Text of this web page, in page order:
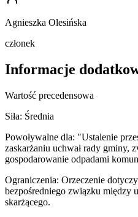
Agnieszka Olesińska
członek
Informacje
Wartość precedensowa
Siła: Średnia
Powoływalne dla: "Ustalenie
zaskarżaniu uchwał rady gminy,
gospodarowanie odpadami
Ograniczenia: Orzeczenie
bezpośredniego związku między
skarżącego.